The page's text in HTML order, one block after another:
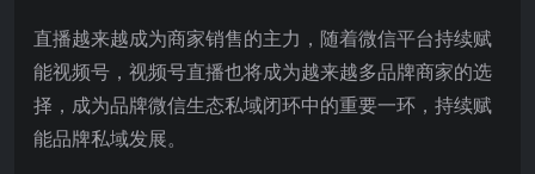
直播越来越成为商家销售的主力，随着微信平台持续赋
能视频号，视频号直播也将成为越来越多品牌商家的选
择，成为品牌微信生态私域闭环中的重要一环，持续赋
能品牌私域发展。